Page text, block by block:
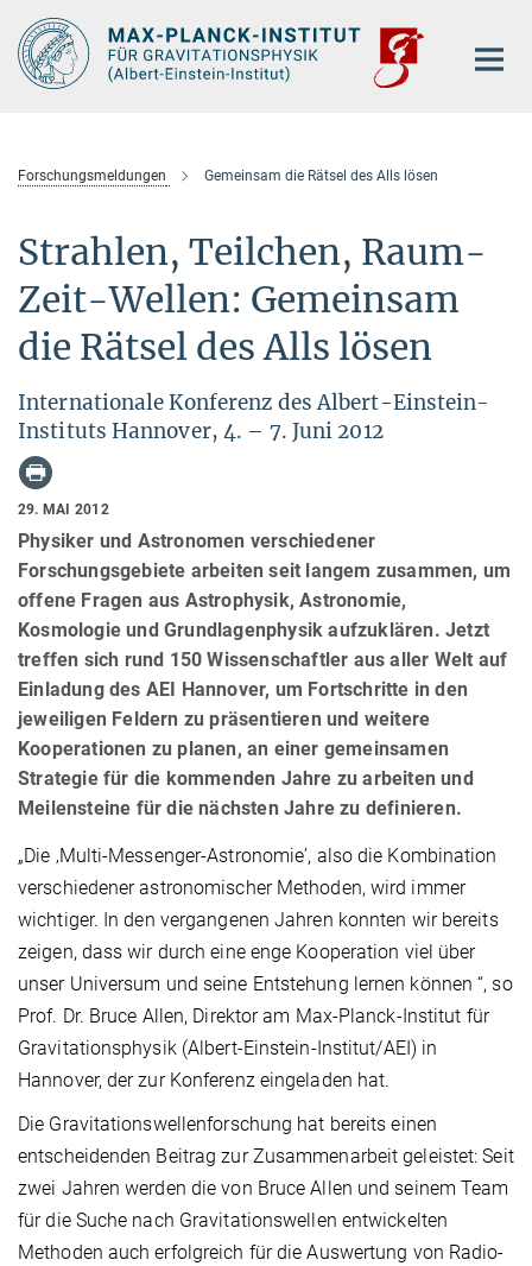
Hauptinhalt
Forschungsmeldungen Gemeinsam die Rätsel des Alls lösen
Strahlen, Teilchen, Raum-
Zeit-Wellen: Gemeinsam
die Rätsel des Alls lösen
Internationale Konferenz des Albert-Einstein-
Instituts Hannover, 4. – 7. Juni 2012
29. MAI 2012
Physiker und Astronomen verschiedener
Forschungsgebiete arbeiten seit langem zusammen, um
offene Fragen aus Astrophysik, Astronomie,
Kosmologie und Grundlagenphysik aufzuklären. Jetzt
treffen sich rund 150 Wissenschaftler aus aller Welt auf
Einladung des AEI Hannover, um Fortschritte in den
jeweiligen Feldern zu präsentieren und weitere
Kooperationen zu planen, an einer gemeinsamen
Strategie für die kommenden Jahre zu arbeiten und
Meilensteine für die nächsten Jahre zu definieren.
„Die ‚Multi-Messenger-Astronomieʼ, also die Kombination
verschiedener astronomischer Methoden, wird immer
wichtiger. In den vergangenen Jahren konnten wir bereits
zeigen, dass wir durch eine enge Kooperation viel über
unser Universum und seine Entstehung lernen können “, so
Prof. Dr. Bruce Allen, Direktor am Max-Planck-Institut für
Gravitationsphysik (Albert-Einstein-Institut/AEI) in
Hannover, der zur Konferenz eingeladen hat.
Die Gravitationswellenforschung hat bereits einen
entscheidenden Beitrag zur Zusammenarbeit geleistet: Seit
zwei Jahren werden die von Bruce Allen und seinem Team
für die Suche nach Gravitationswellen entwickelten
Methoden auch erfolgreich für die Auswertung von Radio-